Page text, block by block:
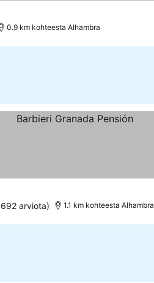
0.9 km kohteesta Alhambra
692 arviota) 1.1 km kohteesta Alhambra